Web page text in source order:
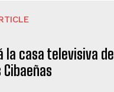
la casa televisiva de
Cibaeñas